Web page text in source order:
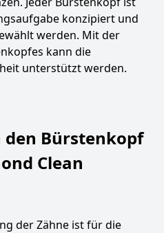
konzipiert und
werden. Mit der
kann die
unterstützt werden.
den Bürstenkopf
Clean
der Zähne ist für die